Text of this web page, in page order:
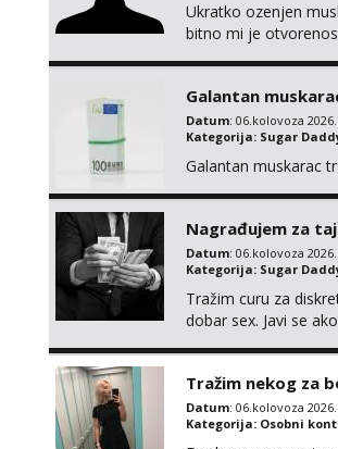
Ukratko ozenjen
bitno mi je
Galantan
Datum: 06.kolovoza 2026.
Kategorija: Sugar
Galantan muskarac
Nagrađujem za
Datum: 06.kolovoza 2026.
Kategorija: Sugar
Tražim curu za
dobar sex. Javi se
Tražim nekog za
Datum: 06.kolovoza 2026.
Kategorija: Osobni